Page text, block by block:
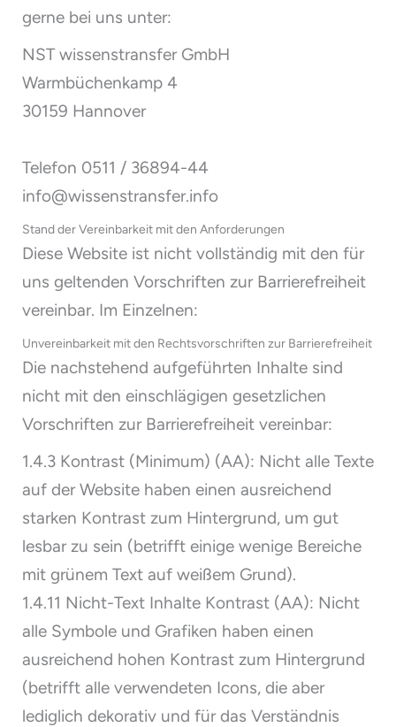
gerne bei uns unter:
NST wissenstransfer GmbH
Warmbüchenkamp 4
30159 Hannover
Telefon 0511 / 36894-44
info@wissenstransfer.info
Stand der Vereinbarkeit mit den Anforderungen
Diese Website ist nicht vollständig mit den für
uns geltenden Vorschriften zur Barrierefreiheit
vereinbar. Im Einzelnen:
Unvereinbarkeit mit den Rechtsvorschriften zur Barrierefreiheit
Die nachstehend aufgeführten Inhalte sind
nicht mit den einschlägigen gesetzlichen
Vorschriften zur Barrierefreiheit vereinbar:
1.4.3 Kontrast (Minimum) (AA): Nicht alle Texte
auf der Website haben einen ausreichend
starken Kontrast zum Hintergrund, um gut
lesbar zu sein (betrifft einige wenige Bereiche
mit grünem Text auf weißem Grund).
1.4.11 Nicht-Text Inhalte Kontrast (AA): Nicht
alle Symbole und Grafiken haben einen
ausreichend hohen Kontrast zum Hintergrund
(betrifft alle verwendeten Icons, die aber
lediglich dekorativ und für das Verständnis